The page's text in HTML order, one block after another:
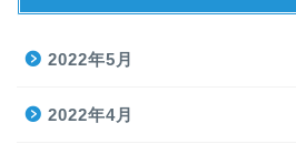
2022年5月
2022年4月